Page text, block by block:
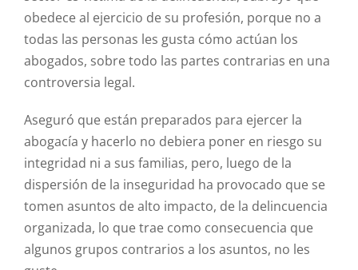
obedece al ejercicio de su profesión, porque no a
todas las personas les gusta cómo actúan los
abogados, sobre todo las partes contrarias en una
controversia legal.
Aseguró que están preparados para ejercer la
abogacía y hacerlo no debiera poner en riesgo su
integridad ni a sus familias, pero, luego de la
dispersión de la inseguridad ha provocado que se
tomen asuntos de alto impacto, de la delincuencia
organizada, lo que trae como consecuencia que
algunos grupos contrarios a los asuntos, no les